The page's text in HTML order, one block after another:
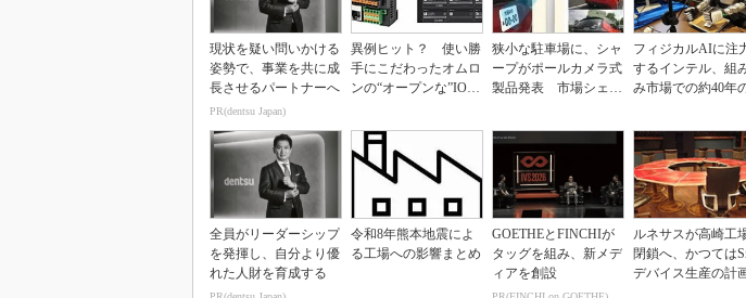
現状を疑い問いかける
姿勢で、事業を共に成
長させるパートナーへ
PR(dentsu Japan)
異例ヒット？ 使い勝
手にこだわったオムロ
ンの“オープンな”IO-L
狭小な駐車場に、シャ
ープがポールカメラ式
製品発表 市場シェア
フィジカルAIに注
するインテル、組
み市場での約40年
全員がリーダーシップ
を発揮し、自分より優
れた人財を育成する
令和8年熊本地震によ
る工場への影響まとめ
GOETHEとFINCHIが
タッグを組み、新メデ
ィアを創設
ルネサスが高崎工
閉鎖へ、かつては
デバイス生産の計